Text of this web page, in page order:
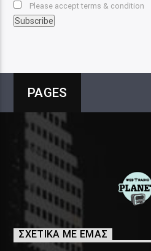
Please accept terms & condition
PAGES
ΣΧΕΤΙΚΑ ΜΕ ΕΜΑΣ